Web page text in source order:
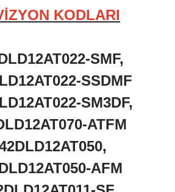
KODLARI
SMF,
SSDMF
SM3DF,
ATFM
AFM